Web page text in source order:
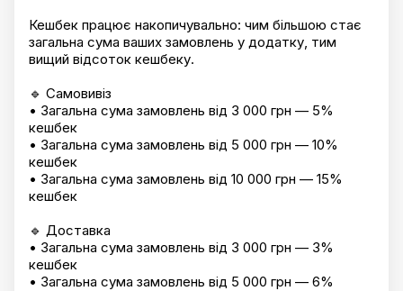
Кешбек працює накопичувально: чим більшою стає
загальна сума ваших замовлень у додатку, тим
вищий відсоток кешбеку.
🔹 Самовивіз
• Загальна сума замовлень від 3 000 грн — 5%
кешбек
• Загальна сума замовлень від 5 000 грн — 10%
кешбек
• Загальна сума замовлень від 10 000 грн — 15%
кешбек
🔹 Доставка
• Загальна сума замовлень від 3 000 грн — 3%
кешбек
• Загальна сума замовлень від 5 000 грн — 6%